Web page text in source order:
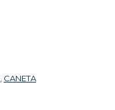
CANETA